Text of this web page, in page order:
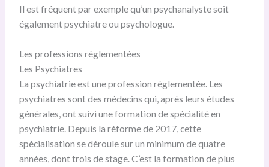
Il est fréquent par exemple qu’un psychanalyste soit
également psychiatre ou psychologue.
Les professions réglementées
Les Psychiatres
La psychiatrie est une profession réglementée. Les
psychiatres sont des médecins qui, après leurs études
générales, ont suivi une formation de spécialité en
psychiatrie. Depuis la réforme de 2017, cette
spécialisation se déroule sur un minimum de quatre
années, dont trois de stage. C’est la formation de plus